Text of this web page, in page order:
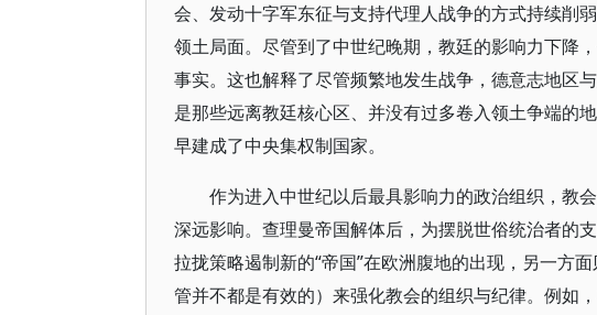
会、发动十字军东征与支持代理人战争的方式持续削
领土局面。尽管到了中世纪晚期，教廷的影响力下降
事实。这也解释了尽管频繁地发生战争，德意志地区
是那些远离教廷核心区、并没有过多卷入领土争端的
早建成了中央集权制国家。
作为进入中世纪以后最具影响力的政治组织，教
深远影响。查理曼帝国解体后，为摆脱世俗统治者的
拉拢策略遏制新的“帝国”在欧洲腹地的出现，另一方
管并不都是有效的）来强化教会的组织与纪律。例如